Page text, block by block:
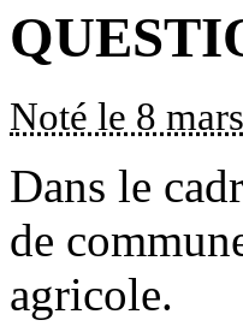
Noté le 8
Dans le
de
agricole.